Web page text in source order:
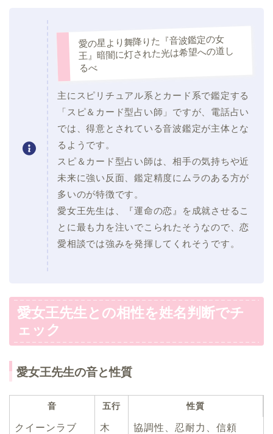
愛の星より舞降りた『音波鑑定の女
王』暗闇に灯された光は希望への道し
るべ
主にスピリチュアル系とカード系で鑑定する
「スピ＆カード型占い師」ですが、電話占い
では、得意とされている音波鑑定が主体とな
るようです。
スピ＆カード型占い師は、相手の気持ちや近
未来に強い反面、鑑定精度にムラのある方が
多いのが特徴です。
愛女王先生は、『運命の恋』を成就させるこ
とに最も力を注いでこられたそうなので、恋
愛相談では強みを発揮してくれそうです。
愛女王先生との相性を姓名判断でチ
ェック
愛女王先生の音と性質
音 五行 性質
クイーンラブ 木 協調性、忍耐力、信頼